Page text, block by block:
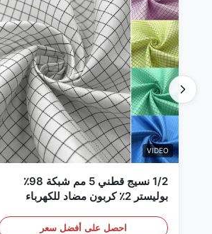
VIDEO
1/2 نسيج قطني 5 مم شبكة 98٪
بوليستر 2٪ كربون مضاد للكهرباء
احصل على أفضل سعر